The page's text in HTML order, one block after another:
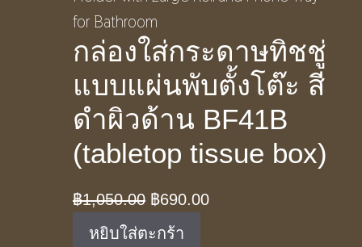
กล่องใส่กระดาษทิชชู่
แบบแผ่นพับตั้งโต๊ะ สี
ดำผิวด้าน BF41B
(tabletop tissue box)
฿1,050.00 Original
price
฿690.00Current
หยิบใส่ตะกร้า